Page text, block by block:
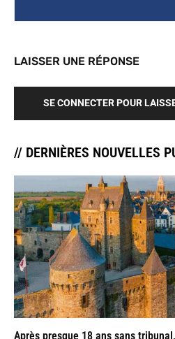
LAISSER UNE RÉPONSE
SE CONNECTER POUR
// DERNIÈRES NOUVELLES
Après presque 18 ans sans